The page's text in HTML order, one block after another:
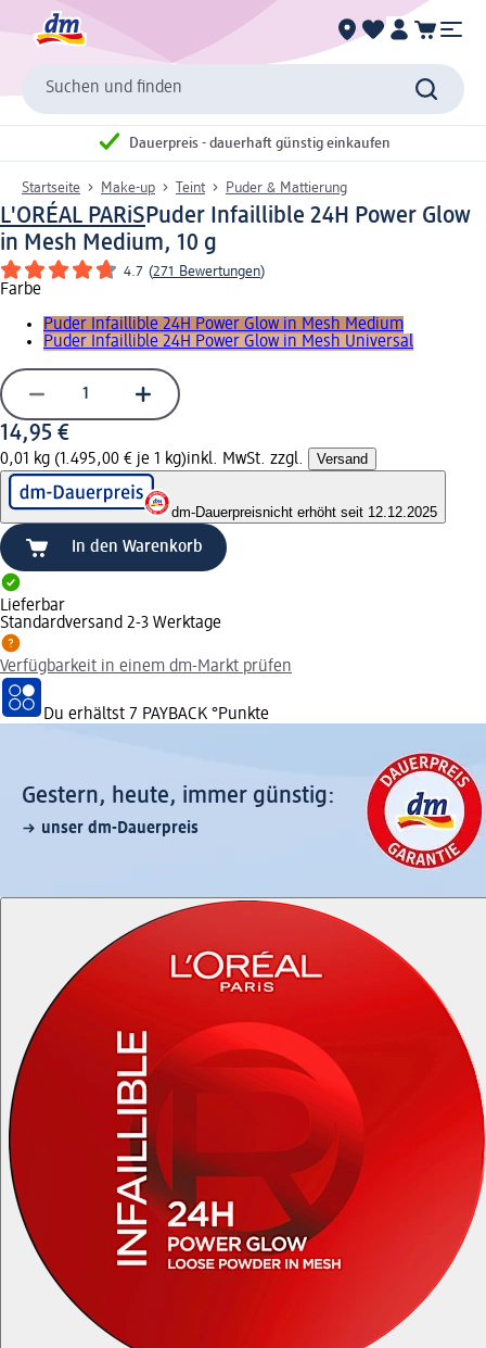
Suchen und finden
Dauerpreis - dauerhaft günstig einkaufen
Startseite Make-up Teint Puder & Mattierung
L'ORÉAL PARiSPuder Infaillible 24H Power Glow
in Mesh Medium, 10 g
4.7 (271 Bewertungen)
Farbe
Puder Infaillible 24H Power Glow in Mesh Medium
Puder Infaillible 24H Power Glow in Mesh Universal
14,95 €
0,01 kg (1.495,00 € je 1 kg)inkl. MwSt. zzgl. Versand
dm-Dauerpreisnicht erhöht seit 12.12.2025
In den Warenkorb
Lieferbar
Standardversand 2-3 Werktage
Verfügbarkeit in einem dm-Markt prüfen
Du erhältst 7 PAYBACK °Punkte
Gestern, heute, immer günstig:
unser dm-Dauerpreis